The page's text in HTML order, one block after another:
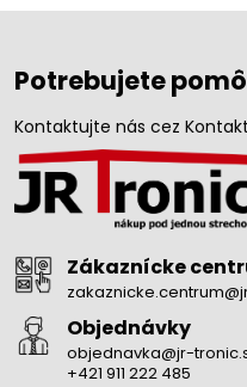
Potrebujete
Kontaktujte nás cez
Zákaznícke
Objednávky
objednavka@jr-
+421 911 222 485